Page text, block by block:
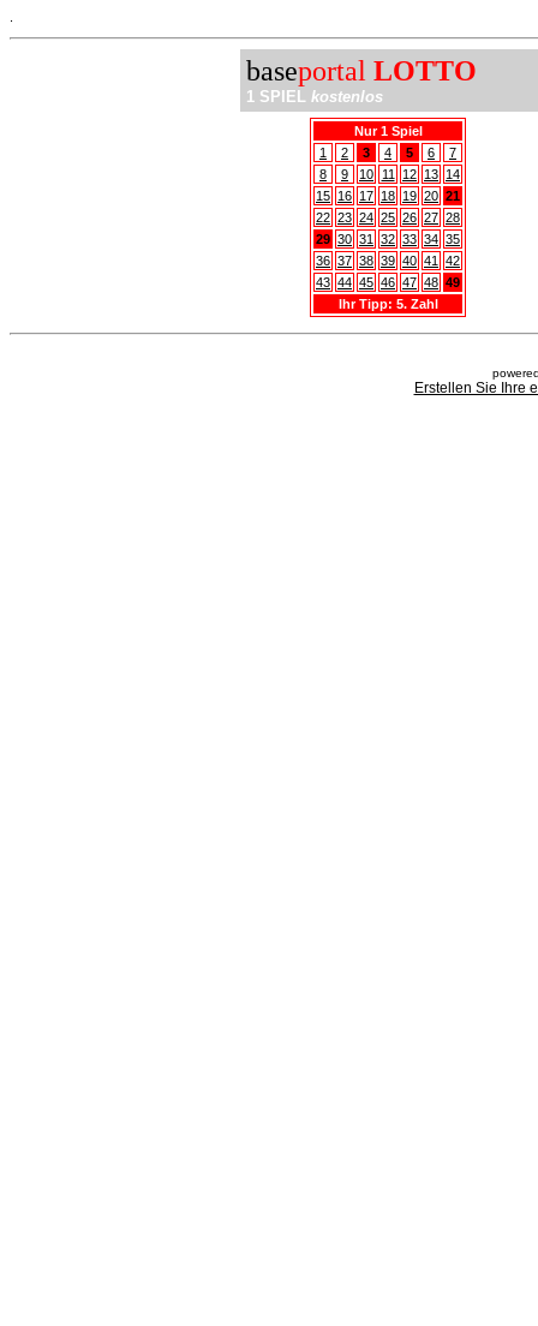
baseportal LOTTO
1 SPIEL kostenlos
Nur 1 Spiel
1
2 3 4 5 6
7
8
9 10 11 12 13 14
15 16 17 18 19 20 21
22 23 24 25 26 27 28
29 30 31 32 33 34 35
36 37 38 39 40 41
42
43 44 45 46 47 48 49
Ihr Tipp: 5. Zahl
Erstellen Sie Ihre